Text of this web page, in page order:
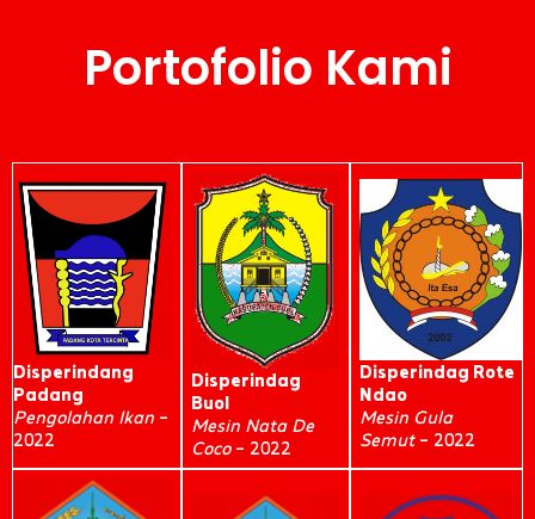
Portofolio Kami
Disperindang
Padang
Pengolahan Ikan –
2022
Disperindag
Buol
Mesin Nata De
Coco– 2022
Disperindag Rote
Ndao
Mesin Gula
Semut– 2022